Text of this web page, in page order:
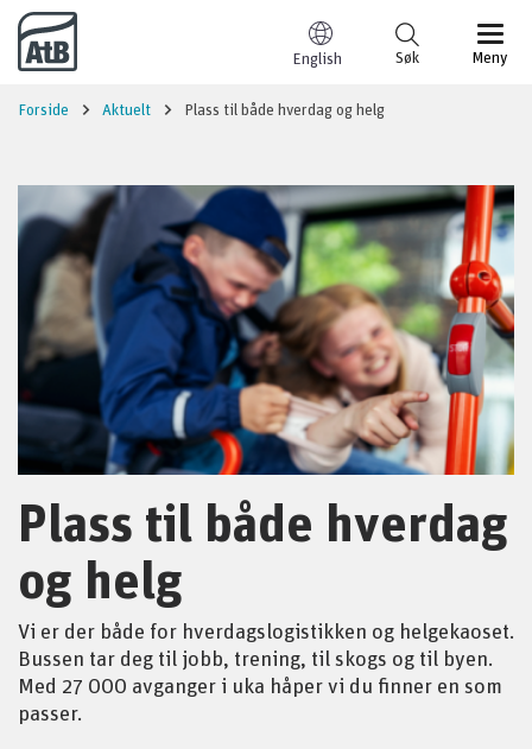
Til innhold
English Meny
Søk
Forside Aktuelt Plass til både hverdag og helg
Plass til både hverdag
og helg
Vi er der både for hverdagslogistikken og helgekaoset.
Bussen tar deg til jobb, trening, til skogs og til byen.
Med 27 000 avganger i uka håper vi du finner en som
passer.